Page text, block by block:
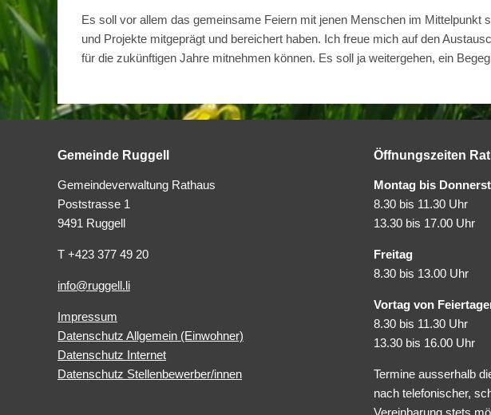
Es soll vor allem das gemeinsame Feiern mit jenen Menschen im
und Projekte mitgeprägt und bereichert haben. Ich freue mich auf den
für die zukünftigen Jahre mitnehmen können. Es soll ja weitergehen, ein
Gemeinde Ruggell
Gemeindeverwaltung Rathaus
Poststrasse 1
9491 Ruggell
T +423 377 49 20
info@ruggell.li
Impressum
Datenschutz Allgemein (Einwohner)
Datenschutz Internet
Datenschutz Stellenbewerber/innen
Öffnungszeiten
Montag bis
8.30 bis 11.30 Uhr
13.30 bis 17.00 Uhr
Freitag
8.30 bis 13.00 Uhr
Vortag von
8.30 bis 11.30 Uhr
13.30 bis 16.00 Uhr
Termine ausserhalb
nach telefonischer,
Vereinbarung stets